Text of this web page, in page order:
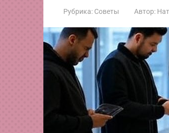
Рубрика: Советы Автор: